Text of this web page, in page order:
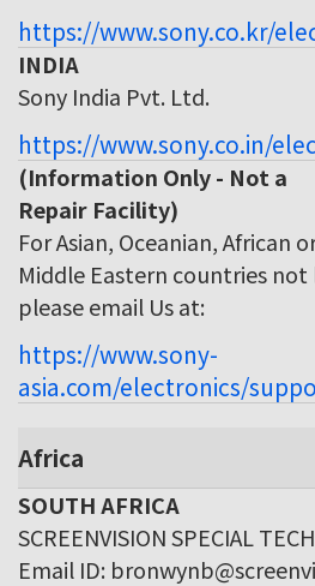
https://www.sony.co.kr/
INDIA
Sony India Pvt. Ltd.
https://www.sony.co.in/
(Information Only - Not a
Repair Facility)
For Asian, Oceanian, African
Middle Eastern countries not
please email Us at:
https://www.sony-
asia.com/electronics/
Africa
SOUTH AFRICA
SCREENVISION SPECIAL
Email ID: